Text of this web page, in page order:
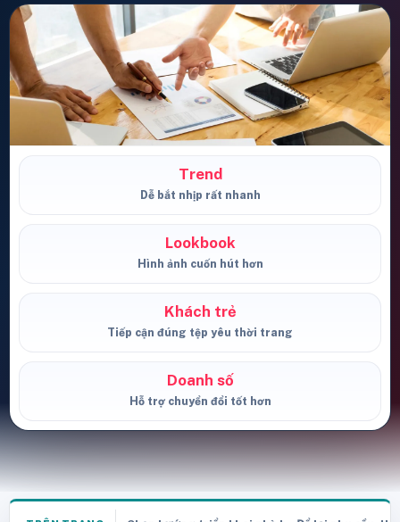
Trend
Dễ bắt nhịp rất nhanh
Lookbook
Hình ảnh cuốn hút hơn
Khách trẻ
Tiếp cận đúng tệp yêu thời trang
Doanh số
Hỗ trợ chuyển đổi tốt hơn